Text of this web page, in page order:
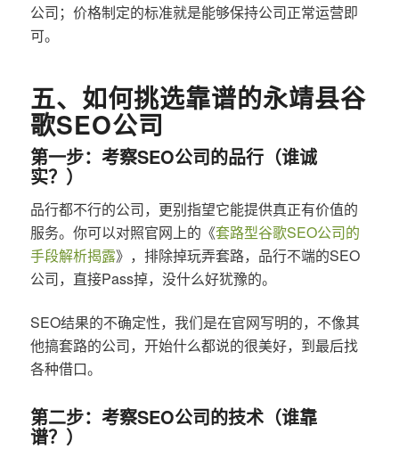
公司；价格制定的标准就是能够保持公司正常运营即
可。
五、如何挑选靠谱的永靖县谷
歌SEO公司
第一步：考察SEO公司的品行（谁诚
实？）
品行都不行的公司，更别指望它能提供真正有价值的
服务。你可以对照官网上的《套路型谷歌SEO公司的
手段解析揭露》，排除掉玩弄套路，品行不端的SEO
公司，直接Pass掉，没什么好犹豫的。
SEO结果的不确定性，我们是在官网写明的，不像其
他搞套路的公司，开始什么都说的很美好，到最后找
各种借口。
第二步：考察SEO公司的技术（谁靠
谱？）